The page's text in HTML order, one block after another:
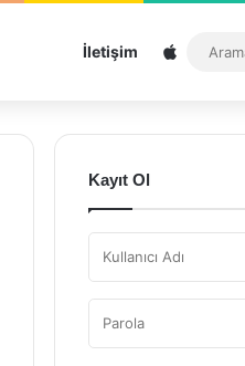
İletişim Sitemap
Kayıt Ol